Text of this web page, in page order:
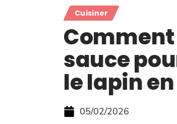
Cuisiner
sauce
le lapin
05/02/2026